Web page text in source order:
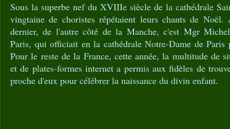
Sous la superbe nef du XVIIIe siècle de la cathédrale
vingtaine de choristes répétaient leurs chants de
dernier, de l'autre côté de la Manche, c'est Mgr
Paris, qui officiait en la cathédrale Notre-Dame de
Pour le reste de la France, cette année, la multitude de
et de plates-formes internet a permis aux fidèles de
proche d'eux pour célébrer la naissance du divin enfant.